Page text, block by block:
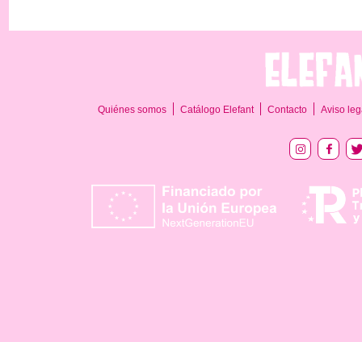
Quiénes somos Catálogo Elefant Contacto Aviso